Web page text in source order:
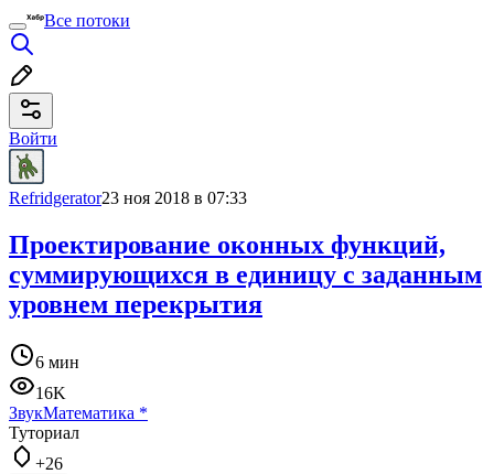
Все потоки
Войти
Refridgerator23 ноя 2018 в 07:33
Проектирование оконных функций,
суммирующихся в единицу с заданным
уровнем перекрытия
6 мин
16K
ЗвукМатематика *
Туториал
+26